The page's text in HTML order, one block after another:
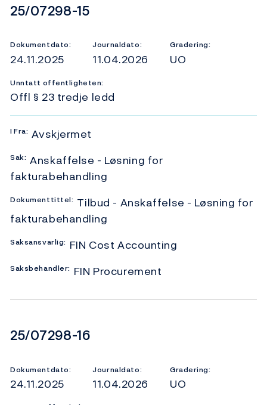
Dokumentnummer
25/07298-15
Dokumentdato:
24.11.2025
Journaldato:
11.04.2026
Gradering:
UO
Unntatt offentligheten:
Offl § 23 tredje ledd
I Fra: Avskjermet
Sak: Anskaffelse - Løsning for
fakturabehandling
Dokumenttittel: Tilbud - Anskaffelse - Løsning for
fakturabehandling
Saksansvarlig: FIN Cost Accounting
Saksbehandler: FIN Procurement
Dokumentnummer
25/07298-16
Dokumentdato:
24.11.2025
Journaldato:
11.04.2026
Gradering:
UO